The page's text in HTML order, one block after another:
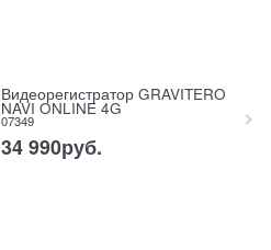
Видеорегистратор GRAVITERO
NAVI ONLINE 4G
07349
34 990руб.